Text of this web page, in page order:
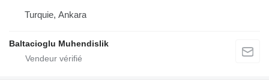
Turquie, Ankara
Baltacioglu Muhendislik